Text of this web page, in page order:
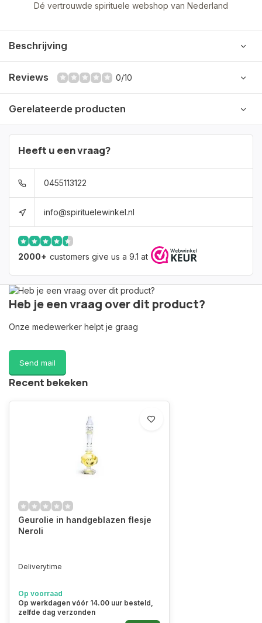
Dé vertrouwde spirituele webshop van Nederland
Beschrijving
Reviews 0/10
Gerelateerde producten
Heeft u een vraag?
0455113122
info@spirituelewinkel.nl
2000+ customers give us a 9.1 at
Heb je een vraag over dit product?
Onze medewerker helpt je graag
Send mail
Recent bekeken
Geurolie in handgeblazen flesje
Neroli
Deliverytime
Op voorraad
Op werkdagen vóór 14.00 uur besteld,
zelfde dag verzonden